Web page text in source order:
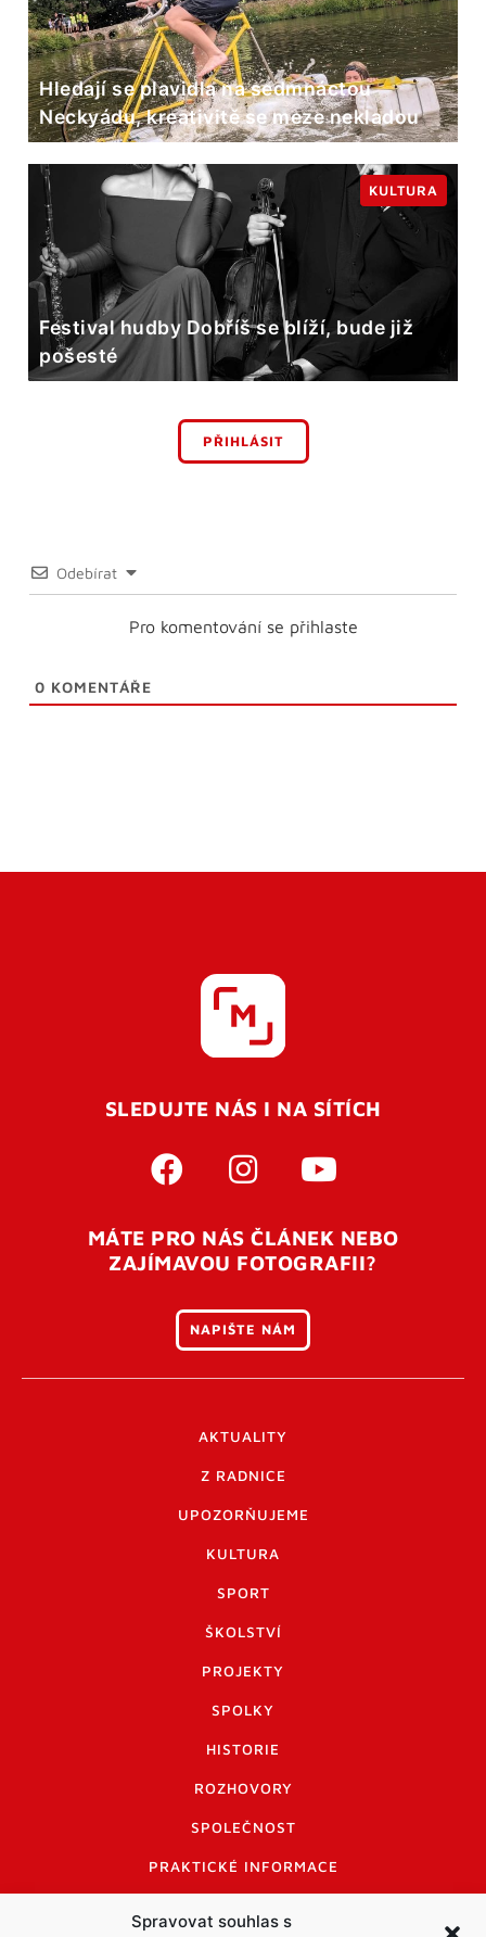
Spravovat souhlas s
Hledají se plavidla na sedmnáctou
Neckyádu, kreativitě se meze nekladou
Festival hudby Dobříš se blíží, bude již
pošesté
KULTURA
PŘIHLÁSIT
Odebírat
Pro komentování se přihlaste
0 KOMENTÁŘE
SLEDUJTE NÁS I NA SÍTÍCH
MÁTE PRO NÁS ČLÁNEK NEBO
ZAJÍMAVOU FOTOGRAFII?
NAPIŠTE NÁM
AKTUALITY
Z RADNICE
UPOZORŇUJEME
KULTURA
SPORT
ŠKOLSTVÍ
PROJEKTY
SPOLKY
HISTORIE
ROZHOVORY
SPOLEČNOST
PRAKTICKÉ INFORMACE